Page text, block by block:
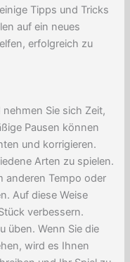
Tipps und Tricks
auf ein neues
erfolgreich zu
Sie sich Zeit,
Pausen können
und korrigieren.
Arten zu spielen.
anderen Tempo oder
Auf diese Weise
verbessern.
üben. Wenn Sie die
wird es Ihnen